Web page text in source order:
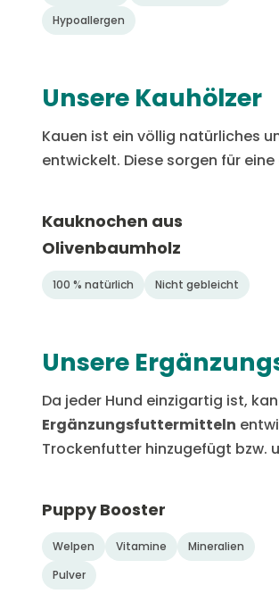
Hypoallergen
Unsere Kauhölzer
Kauen ist ein völlig natürliches
entwickelt. Diese sorgen für eine
Kauknochen aus
Olivenbaumholz
100 % natürlich Nicht gebleicht
Unsere
Da jeder Hund einzigartig ist,
Ergänzungsfuttermitteln
Trockenfutter hinzugefügt bzw.
Puppy Booster
Welpen Vitamine
Mineralien
Pulver